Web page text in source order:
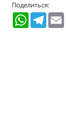
Поделиться:
WhatsApp